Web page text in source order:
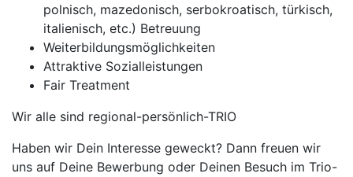
polnisch, mazedonisch, serbokroatisch, türkisch,
italienisch, etc.) Betreuung
Weiterbildungsmöglichkeiten
Attraktive Sozialleistungen
Fair Treatment
Wir alle sind regional-persönlich-TRIO
Haben wir Dein Interesse geweckt? Dann freuen wir
uns auf Deine Bewerbung oder Deinen Besuch im Trio-